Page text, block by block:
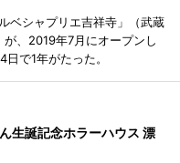
ベシャプリエ吉祥寺」（武蔵
、2019年7月にオープンし
で1年がたった。
生誕記念ホラーハウス 漂